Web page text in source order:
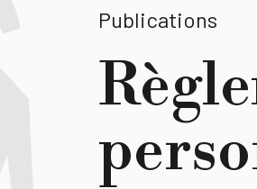
Publications